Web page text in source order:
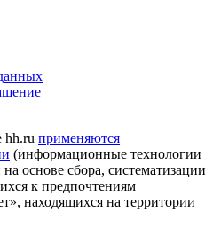
hh.ru применяются
(информационные технологии
основе сбора, систематизации
к предпочтениям
находящихся на территории